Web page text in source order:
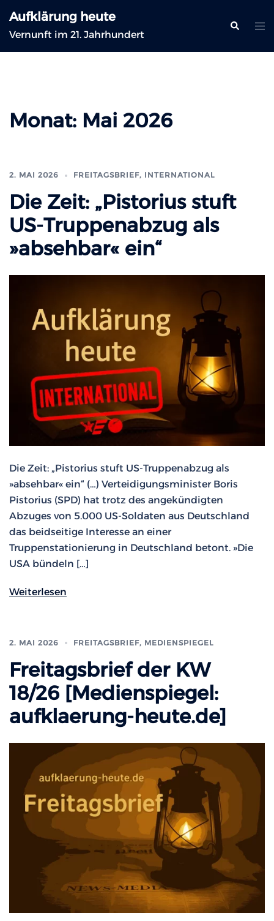
Inhalt
springen
Aufklärung heute
Vernunft im 21. Jahrhundert
Suche
Monat: Mai 2026
2. MAI 2026 FREITAGSBRIEF, INTERNATIONAL
Die Zeit: „Pistorius stuft
US-Truppenabzug als
»absehbar« ein“
Die Zeit: „Pistorius stuft US-Truppenabzug als
»absehbar« ein“ (…) Verteidigungsminister Boris
Pistorius (SPD) hat trotz des angekündigten
Abzuges von 5.000 US-Soldaten aus Deutschland
das beidseitige Interesse an einer
Truppenstationierung in Deutschland betont. »Die
USA bündeln […]
Weiterlesen
2. MAI 2026 FREITAGSBRIEF, MEDIENSPIEGEL
Freitagsbrief der KW
18/26 [Medienspiegel:
aufklaerung-heute.de]